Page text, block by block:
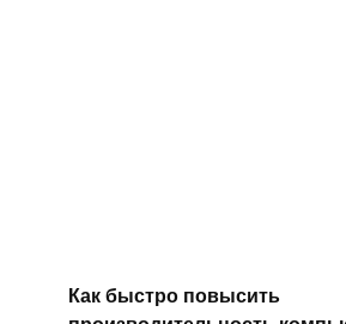
Как быстро повысить